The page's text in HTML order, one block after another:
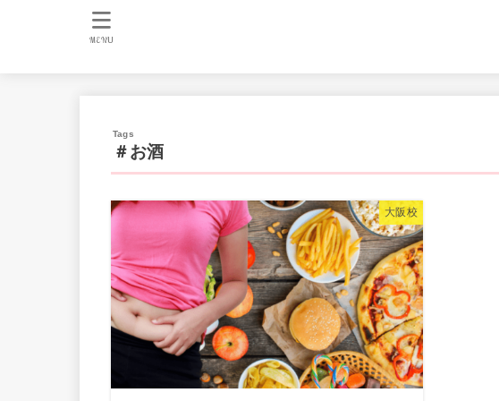
MENU
＃お酒
大阪校